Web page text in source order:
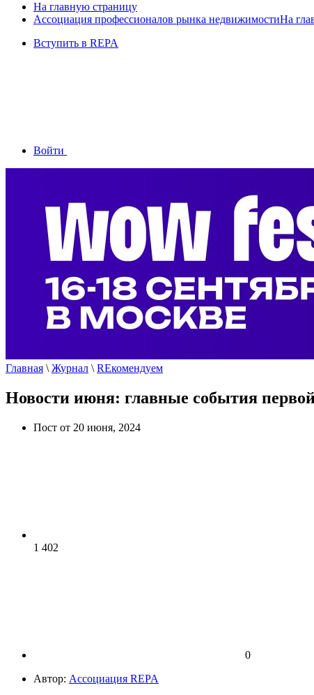
На главную страницу
Ассоциация профессионалов рынка недвижимостиНа
Вступить в REPA
Войти
Главная \ Журнал \ REкомендуем
Новости июня: главные события
Пост от 20 июня, 2024
1 402
0
Автор: Ассоциация REPA